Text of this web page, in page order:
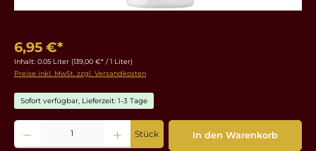
6,95 €*
Inhalt: 0.05 Liter (139,00 €* / 1 Liter)
Preise inkl. MwSt. zzgl. Versandkosten
Sofort verfügbar, Lieferzeit: 1-3 Tage
Produkt Anzahl: Gib den gewünschten Wert ein oder benutze die Schaltflächen um
Stück In den Warenkorb